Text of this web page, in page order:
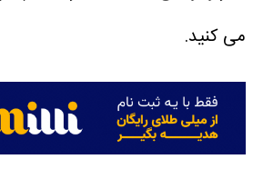
می کنید.